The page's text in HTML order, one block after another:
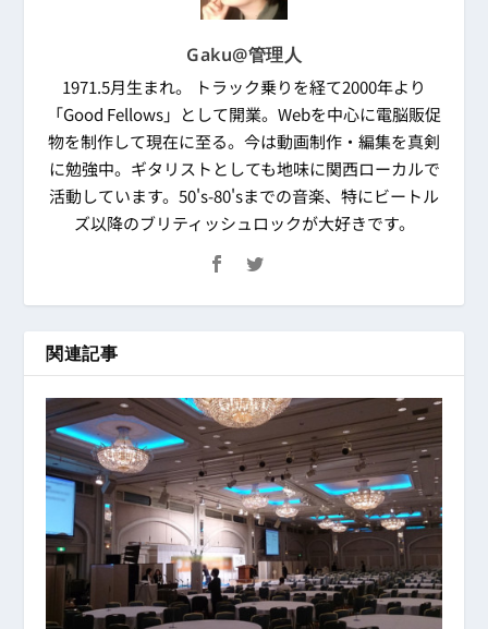
Gaku@管理人
1971.5月生まれ。 トラック乗りを経て2000年より
「Good Fellows」として開業。Webを中心に電脳販促
物を制作して現在に至る。今は動画制作・編集を真剣
に勉強中。ギタリストとしても地味に関西ローカルで
活動しています。50's-80'sまでの音楽、特にビートル
ズ以降のブリティッシュロックが大好きです。
関連記事